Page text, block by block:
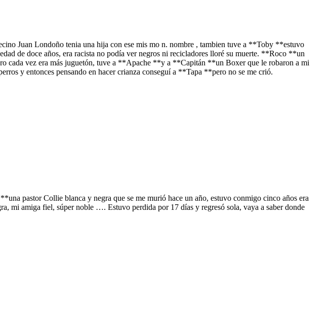
Juan Londoño tenia una hija con ese mis mo n. nombre , tambien tuve a **Toby **estuvo
de doce años, era racista no podía ver negros ni recicladores lloré su muerte. **Roco **un
cada vez era más juguetón, tuve a **Apache **y a **Capitán **un Boxer que le robaron a mi
y entonces pensando en hacer crianza conseguí a **Tapa **pero no se me crió.
pastor Collie blanca y negra que se me murió hace un año, estuvo conmigo cinco años era
mi amiga fiel, súper noble …. Estuvo perdida por 17 días y regresó sola, vaya a saber donde